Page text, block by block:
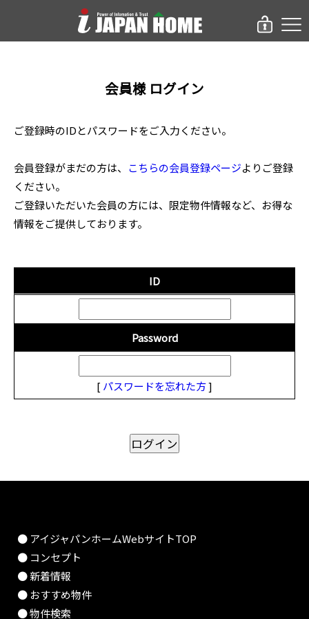
会員様 ログイン
ご登録時のIDとパスワードをご入力ください。
会員登録がまだの方は、 こちらの会員登録ページよりご登録
ください。
ご登録いただいた会員の方には、限定物件情報など、お得な
情報をご提供しております。
ID
Password
[ パスワードを忘れた方]
● アイジャパンホームWebサイトTOP
● コンセプト
● 新着情報
● おすすめ物件
● 物件検索